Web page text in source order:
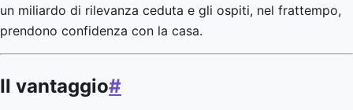
un miliardo di rilevanza ceduta e gli ospiti, nel frattempo,
prendono confidenza con la casa.
Il vantaggio#